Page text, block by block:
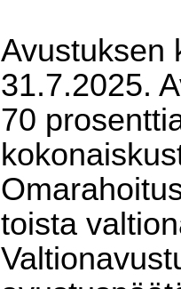
Avustuksen
31.7.2025.
70
toista